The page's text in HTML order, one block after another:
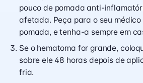
pouco de pomada anti-
afetada. Peça para o seu
pomada, e tenha-a sempre em
Se o hematoma for grande,
sobre ele 48 horas depois de
fria.